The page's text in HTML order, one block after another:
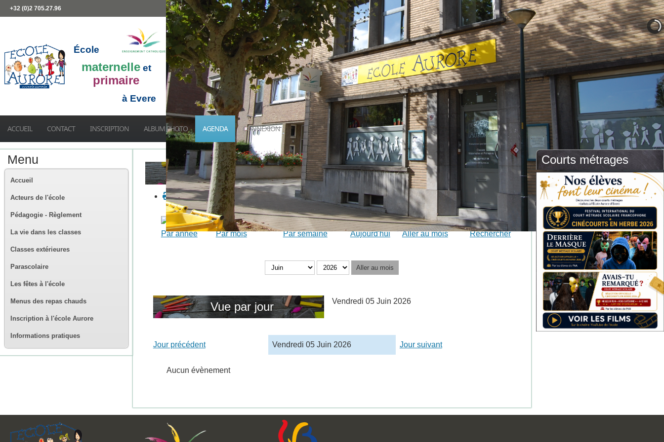
+32 (0)2 705.27.96
École
maternelle et
primaire
à Evere
ACCUEIL CONTACT INSCRIPTION ALBUM PHOTO AGENDA CONNEXION
Menu
Accueil
Acteurs de l'école
Pédagogie - Règlement
La vie dans les classes
Classes extérieures
Parascolaire
Les fêtes à l'école
Menus des repas chauds
Inscription à l'école Aurore
Informations pratiques
Calendrier
Par année Par mois Par semaine Aujourd'hui Aller au mois Rechercher
Aller au mois
Vue par jour Vendredi 05 Juin 2026
Jour précédent Vendredi 05 Juin 2026 Jour suivant
Aucun évènement
Courts métrages